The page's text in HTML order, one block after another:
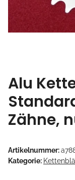
Alu
Zähne,
Artikelnummer:
Kategorie: